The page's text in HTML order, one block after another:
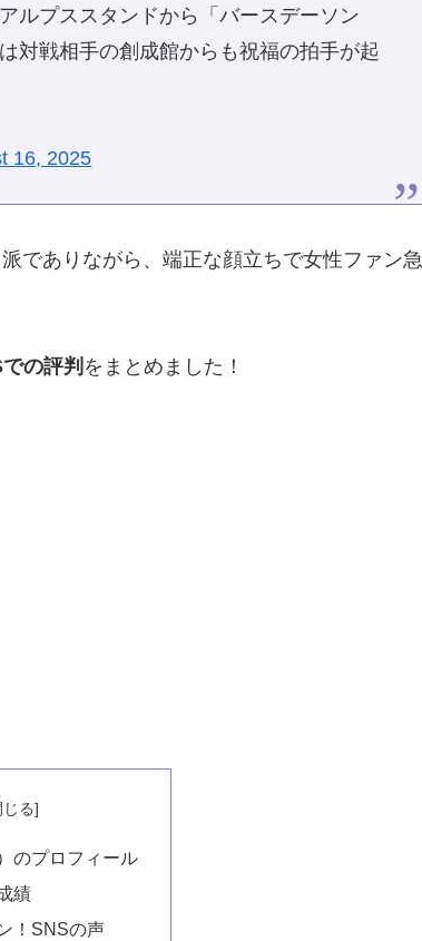
ルプススタンドから「バースデーソン
対戦相手の創成館からも祝福の拍手が起
16, 2025
でありながら、端正な顔立ちで女性ファン急
の評判 をまとめました！
のプロフィール
績
！SNSの声